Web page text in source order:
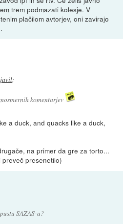
trem podmazati kolesje. V
plačilom avtorjev, oni zavirajo
:
komentarjev
a duck, and quacks like a duck,
na primer da gre za torto...
presenetilo)
SAZAS-a?